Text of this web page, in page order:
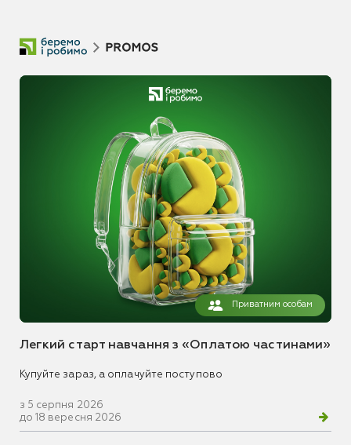
Приватним особам
Легкий старт навчання з «Оплатою частинами»
Купуйте зараз, а оплачуйте поступово
з 5 серпня 2026
до 18 вересня 2026